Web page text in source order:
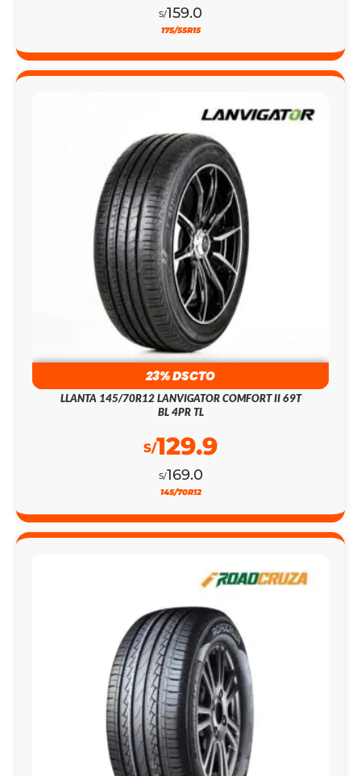
S/159.0
175/55R15
23% DSCTO
LLANTA 145/70R12 LANVIGATOR COMFORT II 69T
BL 4PR TL
S/169.0
S/129.9
145/70R12